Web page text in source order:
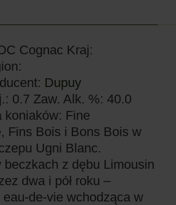
Cognac Kraj:
Dupuy
0.7 Zaw. Alk. %: 40.0
koniaków: Fine
Fins Bois i Bons Bois w
Ugni Blanc.
beczkach z dębu Limousin
dwa i pół roku –
de-vie wchodząca w